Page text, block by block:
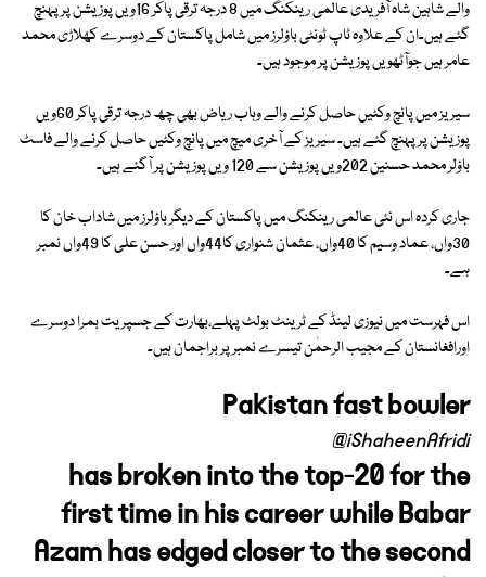
والے شاہین شاہ آفریدی عالمی رینکنگ میں 8 درجہ ترقی پاکر 16ویں پوزیشن پر پہنچ
گئے ہیں۔ان کے علاوہ ٹاپ ٹونٹی باؤلرز میں شامل پاکستان کے دوسرے کھلاڑی محمد
عامر ہیں جوآٹھویں پوزیشن پر موجود ہیں۔
سیریز میں پانچ وکٹیں حاصل کرنے والے وہاب ریاض بھی چھ درجہ ترقی پاکر 60ویں
پوزیشن پر پہنچ گئے ہیں۔ سیریز کے آخری میچ میں پانچ وکٹیں حاصل کرنے والے فاسٹ
باؤلر محمد حسنین 202ویں پوزیشن سے 120 ویں پوزیشن پر آگئے ہیں۔
جاری کردہ اس نئی عالمی رینکنگ میں پاکستان کے دیگر باؤلرز میں شاداب خان کا
30واں، عماد وسیم کا 40واں، عثمان شنواری کا44واں اور حسن علی کا 49واں نمبر
ہے۔
اس فہرست میں نیوزی لینڈ کے ٹرینٹ بولٹ پہلے،بھارت کے جسپریت بمرا دوسرے
اورافغانستان کے مجیب الرحمٰن تیسرے نمبر پر براجمان ہیں۔
Pakistan fast bowler
@iShaheenAfridi
has broken into the top-20 for the
first time in his career while Babar
Azam has edged closer to the second